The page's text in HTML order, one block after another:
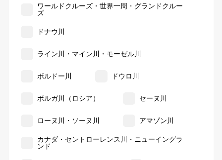
ワールドクルーズ・世界一周・グランドクルー
ズ
ドナウ川
ライン川・マイン川・モーゼル川
ボルドー川 ドウロ川
ボルガ川（ロシア） セーヌ川
ローヌ川・ソーヌ川 アマゾン川
カナダ・セントローレンス川・ニューイングラ
ンド